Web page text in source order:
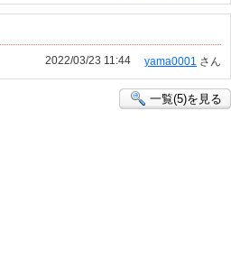
yama0001 さん
2022/03/23 11:44
一覧(5)を見る